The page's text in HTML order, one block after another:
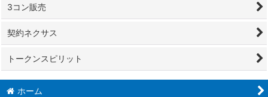
3コン販売
契約ネクサス
トークンスピリット
ホーム